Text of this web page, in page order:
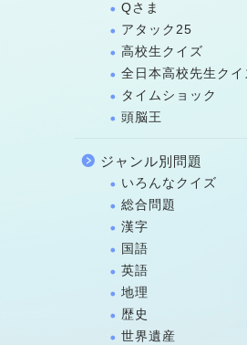
Qさま
アタック25
高校生クイズ
全日本高校先生クイ
タイムショック
頭脳王
ジャンル別問題
いろんなクイズ
総合問題
漢字
国語
英語
地理
歴史
世界遺産